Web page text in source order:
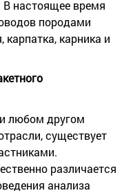
В настоящее время
породами
карника и
любом другом
существует
различается
анализа